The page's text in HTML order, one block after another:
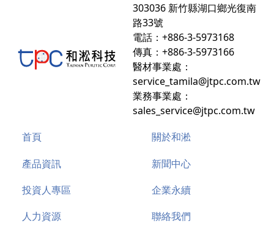
303036 新竹縣湖口鄉光復南
路33號
電話：+886-3-5973168
傳真：+886-3-5973166
醫材事業處：
service_tamila@jtpc.com.tw
業務事業處：
sales_service@jtpc.com.tw
首頁
關於和淞
產品資訊
新聞中心
投資人專區
企業永續
人力資源
聯絡我們